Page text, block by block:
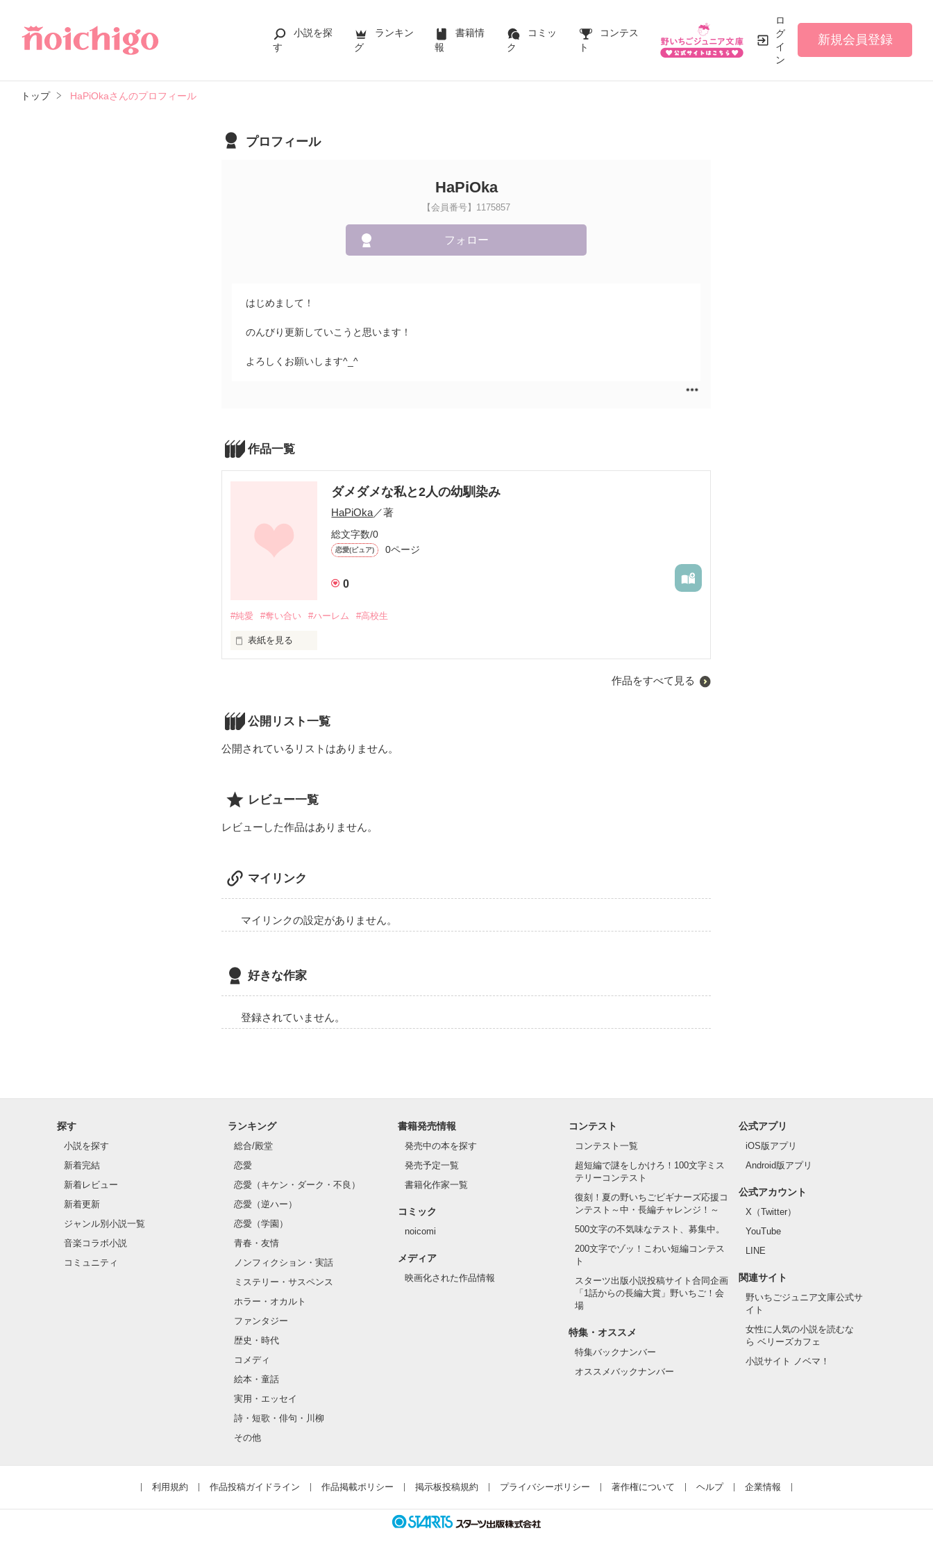
小説を探
す
ランキン
グ
書籍情
報
コミッ
ク
コンテス
ト
ロ
グ
イ
ン
新規会員登録
トップ HaPiOkaさんのプロフィール
プロフィール
HaPiOka
【会員番号】1175857
フォロー
はじめまして！
のんびり更新していこうと思います！
よろしくお願いします^_^
作品一覧
ダメダメな私と2人の幼馴染み
HaPiOka／著
総文字数/0
恋愛(ピュア) 0ページ
0
#純愛 #奪い合い #ハーレム #高校生
表紙を見る
勉強も運動もできない。
見た目も平均以下。
取り柄がない。メンタル弱い。
灯里のことが好き。
七瀬翔（ななせしょう）
拓実とは戸籍上の兄弟。
両親の再婚で兄弟になった。
作品をすべて見る
公開リスト一覧
公開されているリストはありません。
レビュー一覧
レビューした作品はありません。
マイリンク
マイリンクの設定がありません。
好きな作家
登録されていません。
探す
小説を探す
新着完結
新着レビュー
新着更新
ジャンル別小説一覧
音楽コラボ小説
コミュニティ
ランキング
総合/殿堂
恋愛
恋愛（キケン・ダーク・不良）
恋愛（逆ハー）
恋愛（学園）
青春・友情
ノンフィクション・実話
ミステリー・サスペンス
ホラー・オカルト
ファンタジー
歴史・時代
コメディ
絵本・童話
実用・エッセイ
詩・短歌・俳句・川柳
その他
書籍発売情報
発売中の本を探す
発売予定一覧
書籍化作家一覧
コミック
noicomi
メディア
映画化された作品情報
コンテスト
コンテスト一覧
超短編で謎をしかけろ！100文字ミス
テリーコンテスト
復刻！夏の野いちごビギナーズ応援コ
ンテスト～中・長編チャレンジ！～
500文字の不気味なテスト、募集中。
200文字でゾッ！こわい短編コンテス
ト
スターツ出版小説投稿サイト合同企画
「1話からの長編大賞」野いちご！会
場
特集・オススメ
特集バックナンバー
オススメバックナンバー
公式アプリ
iOS版アプリ
Android版アプリ
公式アカウント
X（Twitter）
YouTube
LINE
関連サイト
野いちごジュニア文庫公式サ
イト
女性に人気の小説を読むな
ら ベリーズカフェ
小説サイト ノベマ！
利用規約 作品投稿ガイドライン 作品掲載ポリシー 掲示板投稿規約 プライバシーポリシー 著作権について ヘルプ 企業情報